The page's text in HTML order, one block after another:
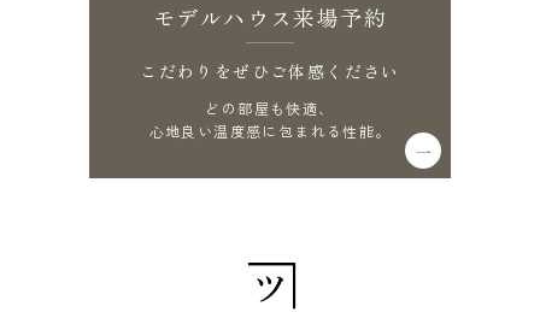
モデルハウス来場予約
こだわりをぜひご体感ください
どの部屋も快適、
心地良い温度感に包まれる性能。